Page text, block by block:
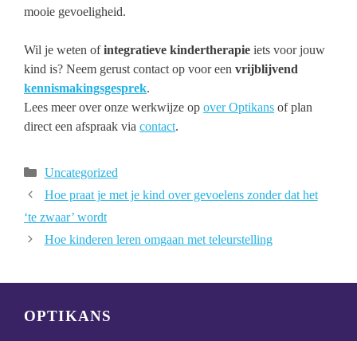
mooie gevoeligheid.
Wil je weten ofintegratieve kindertherapie iets voor jouw
kind is? Neem gerust contact op voor een vrijblijvend
kennismakingsgesprek.
Lees meer over onze werkwijze op over Optikans of plan
direct een afspraak via contact.
Categorieën
Uncategorized
Hoe praat je met je kind over gevoelens zonder dat het
‘te zwaar’ wordt
Hoe kinderen leren omgaan met teleurstelling
OPTIKANS